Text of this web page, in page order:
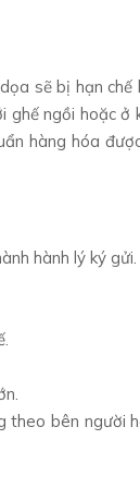
sẽ bị hạn chế
ghế ngồi hoặc ở
hàng hóa
hành lý ký gửi.
theo bên người